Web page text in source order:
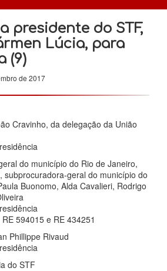
presidente do STF,
Lúcia, para
(9)
de 2017
Cravinho, da delegação da União
do município do Rio de Janeiro,
subprocuradora-geral do município do
Buonomo, Alda Cavalieri, Rodrigo
594015 e RE 434251
Phillippe Rivaud
do STF